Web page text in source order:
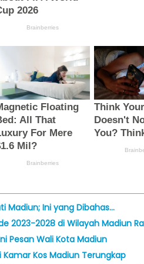
Madiun; Ini yang Dibahas…
2023-2028 di Wilayah Madiun
Pesan Wali Kota Madiun
Kos Madiun Terungkap